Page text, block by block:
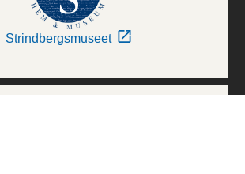
Strindbergsmuseet